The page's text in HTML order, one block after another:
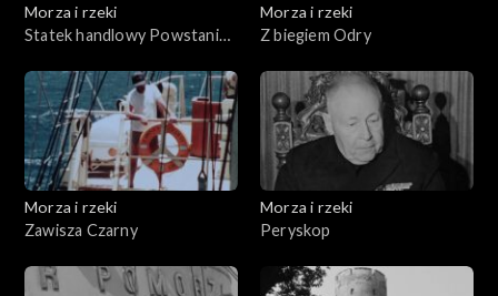
Morza i rzeki
Statek handlowy Powstaniec
Morza i rzeki
Z biegiem Odry
Morza i rzeki
Zawisza Czarny
Morza i rzeki
Peryskop